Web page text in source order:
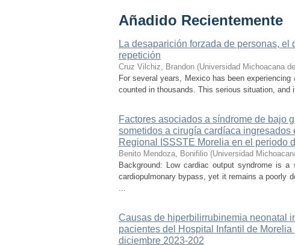
Añadido Recientemente
La desaparición forzada de personas,
repetición
Cruz Vilchiz, Brandon (Universidad Michoacana
For several years, Mexico has been
counted in thousands. This serious situation,
Factores asociados a síndrome de bajo
sometidos a cirugía cardíaca
Regional ISSSTE Morelia en el periodo
Benito Mendoza, Bonifilio (Universidad
Background: Low cardiac output syndrome is
cardiopulmonary bypass, yet it remains a poorly
...
Causas de hiperbilirrubinemia neonatal
pacientes del Hospital Infantil de
diciembre 2023-202